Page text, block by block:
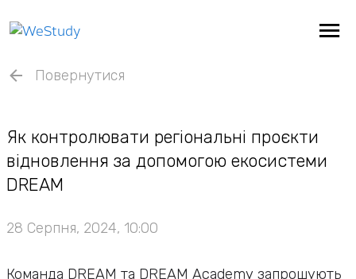
Повернутися
Як контролювати регіональні проєкти
відновлення за допомогою екосистеми
DREAM
28 Серпня, 2024, 10:00
Команда DREAM та DREAM Academy запрошують